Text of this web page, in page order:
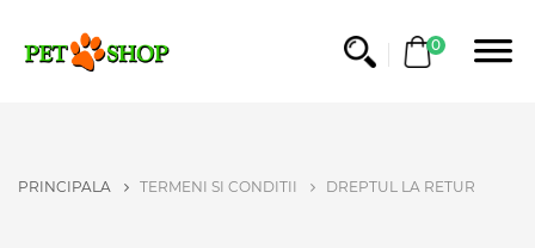
0
PRINCIPALA TERMENI SI CONDITII DREPTUL LA RETUR